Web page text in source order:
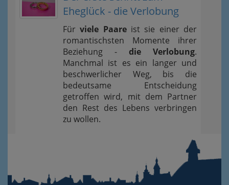
Eheglück - die Verlobung
Fürviele Paareist sie einer der
romantischsten Momente ihrer
Beziehung - die Verlobung.
Manchmal ist es ein langer und
beschwerlicher Weg, bis die
bedeutsame Entscheidung
getroffen wird, mit dem Partner
den Rest des Lebens verbringen
zu wollen.